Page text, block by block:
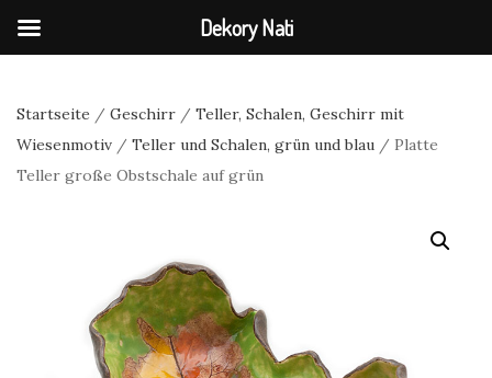
Startseite / Geschirr / Teller, Schalen, Geschirr mit
Wiesenmotiv / Teller und Schalen, grün und blau / Platte
Teller große Obstschale auf grün
Dekory Nati